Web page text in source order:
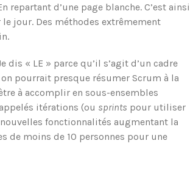
d’une page blanche. C’est ainsi
jour. Des méthodes extrêmement
« LE » parce qu’il s’agit d’un cadre
pourrait presque résumer Scrum à la
à accomplir en sous-ensembles
itérations (ou sprints pour utiliser
fonctionnalités augmentant la
de moins de 10 personnes pour une